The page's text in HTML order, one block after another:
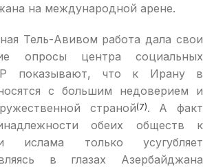
на международной арене.
Тель-Авивом работа дала свои
опросы центра социальных
показывают, что к Ирану в
с большим недоверием и
страной(7). А факт
обеих обществ к
ислама только усугубляет
в глазах Азербайджана